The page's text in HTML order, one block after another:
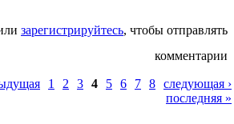
зарегистрируйтесь, чтобы отправлять
комментарии
1 2 3 4 5 6 7 8 следующая ›
последняя »